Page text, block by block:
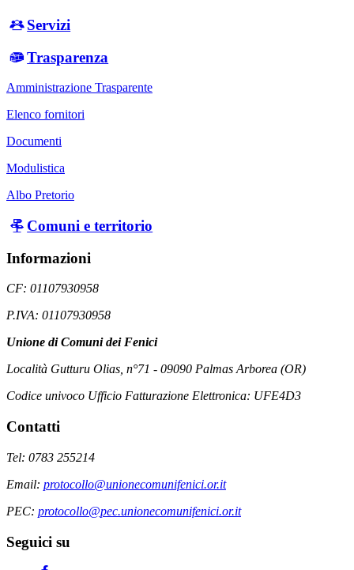
Servizi
Trasparenza
Amministrazione Trasparente
Elenco fornitori
Documenti
Modulistica
Albo Pretorio
Comuni e territorio
Informazioni
CF: 01107930958
P.IVA: 01107930958
Unione di Comuni dei Fenici
Località Gutturu Olias, n°71 - 09090 Palmas Arborea (OR)
Codice univoco Ufficio Fatturazione Elettronica: UFE4D3
Contatti
Tel: 0783 255214
Email: protocollo@unionecomunifenici.or.it
PEC: protocollo@pec.unionecomunifenici.or.it
Seguici su